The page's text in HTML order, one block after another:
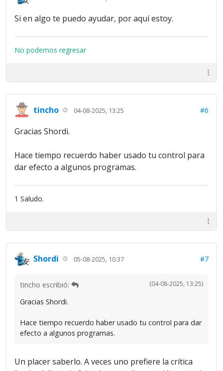
Si en algo te puedo ayudar, por aquí estoy.
No podemos regresar
tincho 04-08-2025, 13:25 #6
Gracias Shordi.
Hace tiempo recuerdo haber usado tu control para
dar efecto a algunos programas.
1 Saludo.
Shordi 05-08-2025, 10:37 #7
(04-08-2025, 13:25)
tincho escribió:
Gracias Shordi.
Hace tiempo recuerdo haber usado tu control para dar
efecto a algunos programas.
Un placer saberlo. A veces uno prefiere la crítica